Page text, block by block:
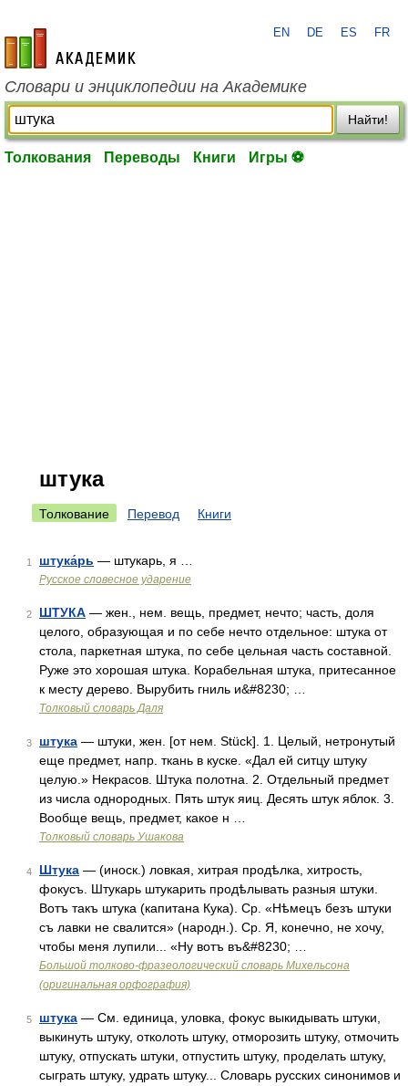
academic.ru
EN DE ES FR
Словари и энциклопедии на Академике
Найти!
Толкования Переводы Книги Игры ⚽
штука
Толкование Перевод Книги
1 штука́рь — штукарь, я …
Русское словесное ударение
2 ШТУКА — жен., нем. вещь, предмет, нечто; часть, доля
целого, образующая и по себе нечто отдельное: штука от
стола, паркетная штука, по себе цельная часть составной.
Руже это хорошая штука. Корабельная штука, притесанное
к месту дерево. Вырубить гниль и&#8230; …
Толковый словарь Даля
3 штука — штуки, жен. [от нем. Stück]. 1. Целый, нетронутый
еще предмет, напр. ткань в куске. «Дал ей ситцу штуку
целую.» Некрасов. Штука полотна. 2. Отдельный предмет
из числа однородных. Пять штук яиц. Десять штук яблок. 3.
Вообще вещь, предмет, какое н …
Толковый словарь Ушакова
4 Штука — (иноск.) ловкая, хитрая продѣлка, хитрость,
фокусъ. Штукарь штукарить продѣлывать разныя штуки.
Вотъ такъ штука (капитана Кука). Ср. «Нѣмецъ безъ штуки
съ лавки не свалится» (народн.). Ср. Я, конечно, не хочу,
чтобы меня лупили... «Ну вотъ въ&#8230; …
Большой толково-фразеологический словарь Михельсона
(оригинальная орфография)
5 штука — См. единица, уловка, фокус выкидывать штуки,
выкинуть штуку, отколоть штуку, отморозить штуку, отмочить
штуку, отпускать штуки, отпустить штуку, проделать штуку,
сыграть штуку, удрать штуку... Словарь русских синонимов и